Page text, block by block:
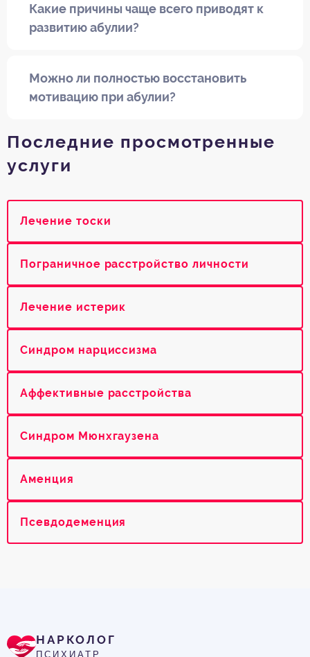
Какие причины чаще всего приводят к
развитию абулии?
Можно ли полностью восстановить
мотивацию при абулии?
Последние просмотренные
услуги
Лечение тоски
Пограничное расстройство личности
Лечение истерик
Синдром нарциссизма
Аффективные расстройства
Синдром Мюнхгаузена
Аменция
Псевдодеменция
НАРКОЛОГ
ПСИХИАТР